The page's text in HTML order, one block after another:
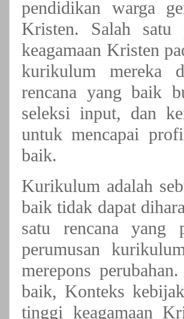
pendidikan warga
Kristen. Salah satu
keagamaan Kristen
kurikulum mereka
rencana yang baik
seleksi input, dan
untuk mencapai
baik.
Kurikulum adalah
baik tidak dapat
satu rencana yang
perumusan
merepons
baik, Konteks
tinggi keagamaan